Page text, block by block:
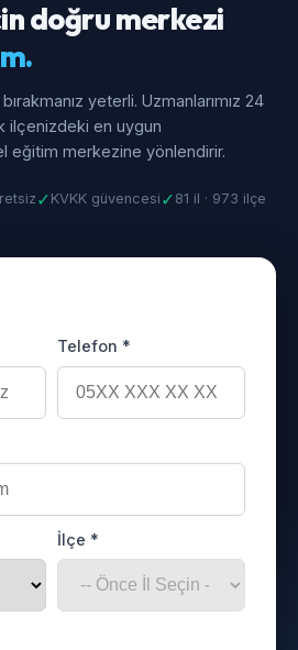
doğru merkezi
yeterli. Uzmanlarımız 24
ilçenizdeki en uygun
eğitim merkezine yönlendirir.
✓ KVKK güvencesi ✓ 81 il · 973 ilçe
Telefon *
İlçe *